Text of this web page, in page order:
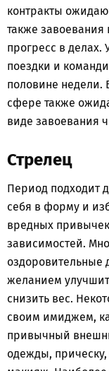
контракты
также
прогресс в
поездки и
половине недели.
сфере также
виде завоевания
Стрелец
Период подходит
себя в форму и
вредных
зависимостей.
оздоровительные
желанием
снизить вес.
своим имиджем,
привычный
одежды, прическу,